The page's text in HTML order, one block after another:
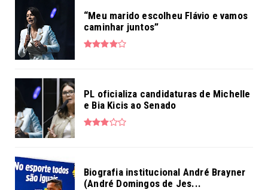
“Meu marido escolheu Flávio e vamos
caminhar juntos”
PL oficializa candidaturas de Michelle
e Bia Kicis ao Senado
Biografia institucional André Brayner
(André Domingos de Jes...